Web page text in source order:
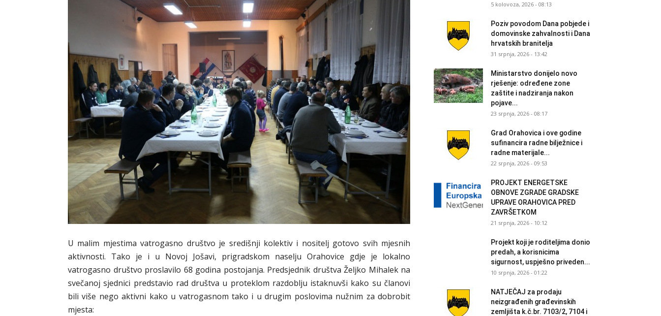
U malim mjestima vatrogasno društvo je središnji kolektiv i nositelj gotovo svih mjesnih
aktivnosti. Tako je i u Novoj Jošavi, prigradskom naselju Orahovice gdje je lokalno
vatrogasno društvo proslavilo 68 godina postojanja. Predsjednik društva Željko Mihalek na
svečanoj sjednici predstavio rad društva u proteklom razdoblju istaknuvši kako su članovi
bili više nego aktivni kako u vatrogasnom tako i u drugim poslovima nužnim za dobrobit
mjesta:
5 kolovoza, 2026 - 08:13
Poziv povodom Dana pobjede i
domovinske zahvalnosti i Dana
hrvatskih branitelja
31 srpnja, 2026 - 13:42
Ministarstvo donijelo novo
rješenje: određene zone
zaštite i nadziranja nakon
pojave...
23 srpnja, 2026 - 08:17
Grad Orahovica i ove godine
sufinancira radne bilježnice i
radne materijale...
22 srpnja, 2026 - 09:53
PROJEKT ENERGETSKE
OBNOVE ZGRADE GRADSKE
UPRAVE ORAHOVICA PRED
ZAVRŠETKOM
21 srpnja, 2026 - 10:12
Projekt koji je roditeljima donio
predah, a korisnicima
sigurnost, uspješno priveden...
10 srpnja, 2026 - 01:22
NATJEČAJ za prodaju
neizgrađenih građevinskih
zemljišta k.č.br. 7103/2, 7104 i